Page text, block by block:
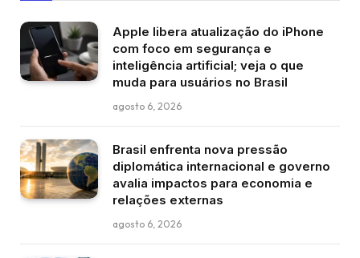
Apple libera atualização do iPhone
com foco em segurança e
inteligência artificial; veja o que
muda para usuários no Brasil
agosto 6, 2026
Brasil enfrenta nova pressão
diplomática internacional e governo
avalia impactos para economia e
relações externas
agosto 6, 2026